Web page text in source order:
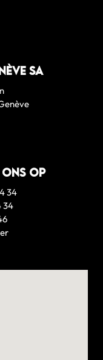
SA
ons op
34
34